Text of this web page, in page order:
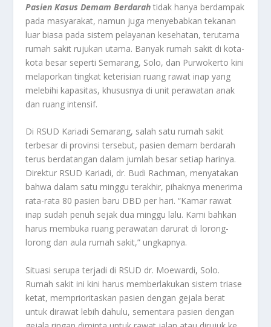
Pasien Kasus Demam Berdarahtidak hanya berdampak
pada masyarakat, namun juga menyebabkan tekanan
luar biasa pada sistem pelayanan kesehatan, terutama
rumah sakit rujukan utama. Banyak rumah sakit di kota-
kota besar seperti Semarang, Solo, dan Purwokerto kini
melaporkan tingkat keterisian ruang rawat inap yang
melebihi kapasitas, khususnya di unit perawatan anak
dan ruang intensif.
Di RSUD Kariadi Semarang, salah satu rumah sakit
terbesar di provinsi tersebut, pasien demam berdarah
terus berdatangan dalam jumlah besar setiap harinya.
Direktur RSUD Kariadi, dr. Budi Rachman, menyatakan
bahwa dalam satu minggu terakhir, pihaknya menerima
rata-rata 80 pasien baru DBD per hari. “Kamar rawat
inap sudah penuh sejak dua minggu lalu. Kami bahkan
harus membuka ruang perawatan darurat di lorong-
lorong dan aula rumah sakit,” ungkapnya.
Situasi serupa terjadi di RSUD dr. Moewardi, Solo.
Rumah sakit ini kini harus memberlakukan sistem triase
ketat, memprioritaskan pasien dengan gejala berat
untuk dirawat lebih dahulu, sementara pasien dengan